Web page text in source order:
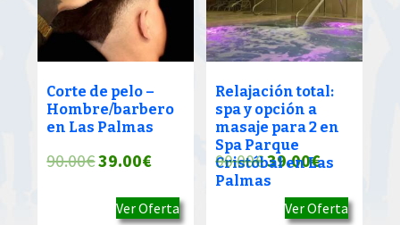
Corte de pelo –
Hombre/barbero
en Las Palmas
90.00€El
original
39.00€El
actual
Ver Oferta
Relajación total:
spa y opción a
masaje para 2 en
Spa Parque
Cristóbal en Las
Palmas
90.00€El
precio
original
39.00€El
actual
Ver Oferta